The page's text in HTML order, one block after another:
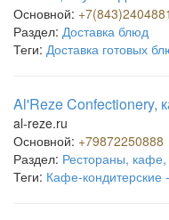
Основной: +7(843)2404881
Раздел: Доставка блюд
Теги: Доставка готовых
Al'Reze Confectionery,
al-reze.ru
Основной: +79872250888
Раздел: Рестораны,
Теги: Кафе-